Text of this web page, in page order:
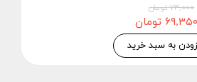
۷۳,۰۰۰ تومان
۶۹,۳۵۰ تومان
به سبد خرید